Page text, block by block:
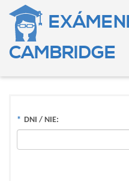
CAMBRIDGE
* DNI / NIE: